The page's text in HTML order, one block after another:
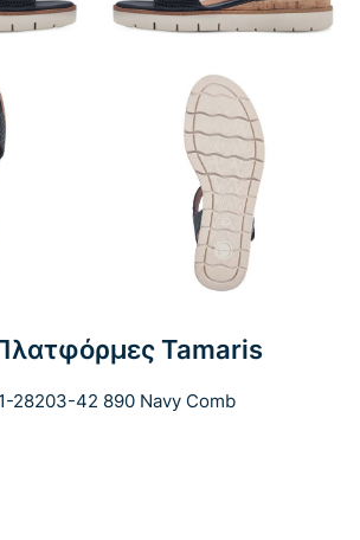
Tamaris
1-28203-42 890 Navy Comb